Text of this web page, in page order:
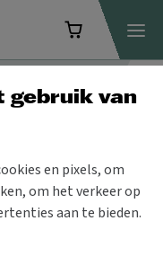
gebruik van
en pixels, om
om het verkeer op
aan te bieden.